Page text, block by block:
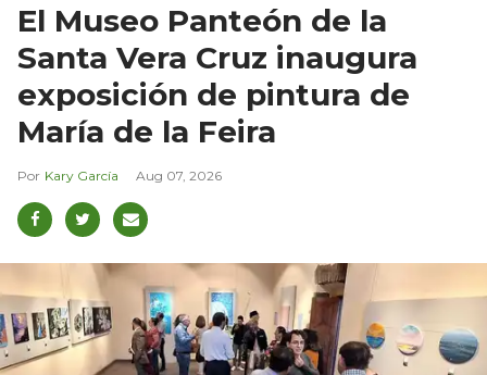
El Museo Panteón de la
Santa Vera Cruz inaugura
exposición de pintura de
María de la Feira
Kary García Aug 07, 2026